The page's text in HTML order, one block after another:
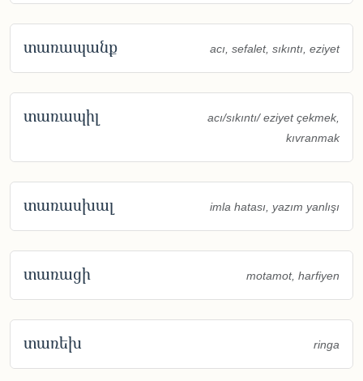
տառապանք acı, sefalet, sıkıntı, eziyet
տառապիլ
acı/sıkıntı/ eziyet çekmek,
kıvranmak
տառասխալ imla hatası, yazım yanlışı
տառացի motamot, harfiyen
տառեխ ringa